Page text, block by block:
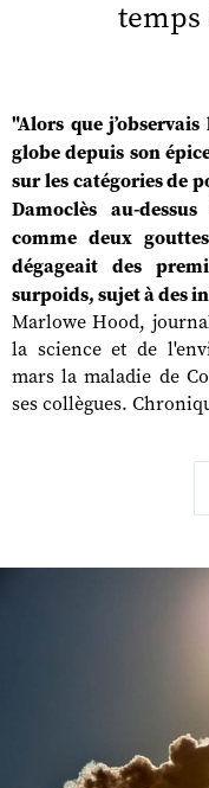
"Alors que
globe depuis son
sur les catégories de
Damoclès au-
comme deux
dégageait des
surpoids, sujet à des
Marlowe Hood,
la science et de
mars la maladie de
ses collègues.